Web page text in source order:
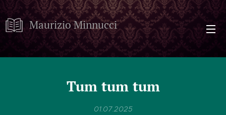
Maurizio Minnucci
Tum tum tum
01.07.2025